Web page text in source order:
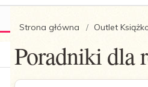
Strona główna Outlet
Poradniki dla